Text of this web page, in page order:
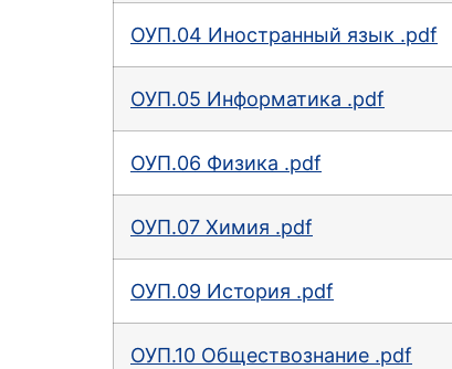
ОУП.04 Иностранный язык .pdf
ОУП.05 Информатика .pdf
ОУП.06 Физика .pdf
ОУП.07 Химия .pdf
ОУП.09 История .pdf
ОУП.10 Обществознание .pdf